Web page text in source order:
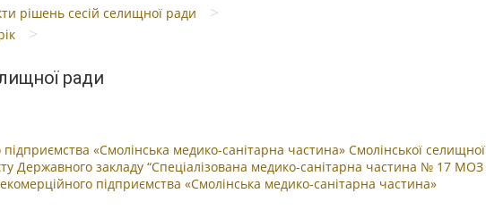
рішень сесій селищної ради >
>
ради
«Смолінська медико-санітарна частина» Смолінської селищної
Державного закладу “Спеціалізована медико-санітарна частина № 17 МОЗ
підприємства «Смолінська медико-санітарна частина»